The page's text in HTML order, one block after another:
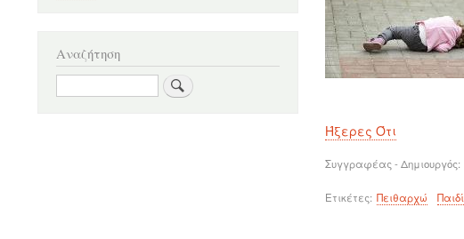
Ήξερες Ότι
Συγγραφέας - Δημιουργός
Ετικέτες Πειθαρχώ Παιδί
Αναζήτηση
Αναζήτηση